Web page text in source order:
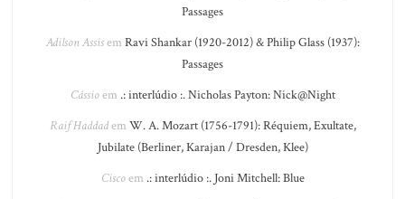
Passages
Adilson Assisem Ravi Shankar (1920-2012) & Philip Glass (1937):
Passages
Cássioem .: interlúdio :. Nicholas Payton: Nick@Night
Raif Haddadem W. A. Mozart (1756-1791): Réquiem, Exultate,
Jubilate (Berliner, Karajan / Dresden, Klee)
Ciscoem .: interlúdio :. Joni Mitchell: Blue